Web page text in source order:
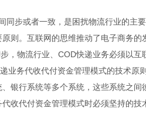
步或者一致，是困扰物流行业的主
则。互联网的思维推动了电子商务
物流行业、COD快递业务必须以互
业务代收代付资金管理模式的技术原
银行系统等多个系统，这些系统之
收代付资金管理模式时必须坚持的技